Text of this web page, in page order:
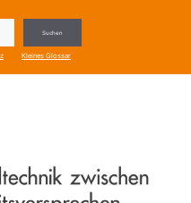
Suchen
Kleines Glossar